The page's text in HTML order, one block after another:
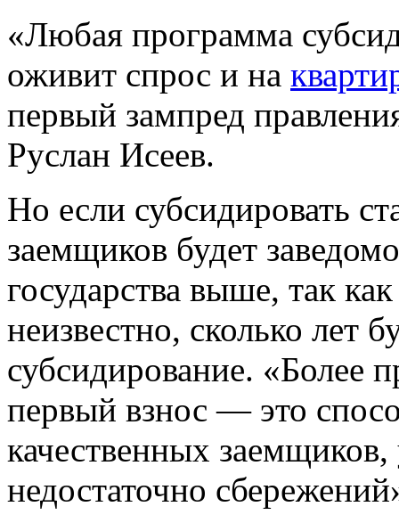
«Любая программа
оживит спрос и на
первый зампред
Руслан Исеев.
Но если субсидировать
заемщиков будет
государства выше, так
неизвестно, сколько лет
субсидирование. «Более
первый взнос — это
качественных
недостаточно